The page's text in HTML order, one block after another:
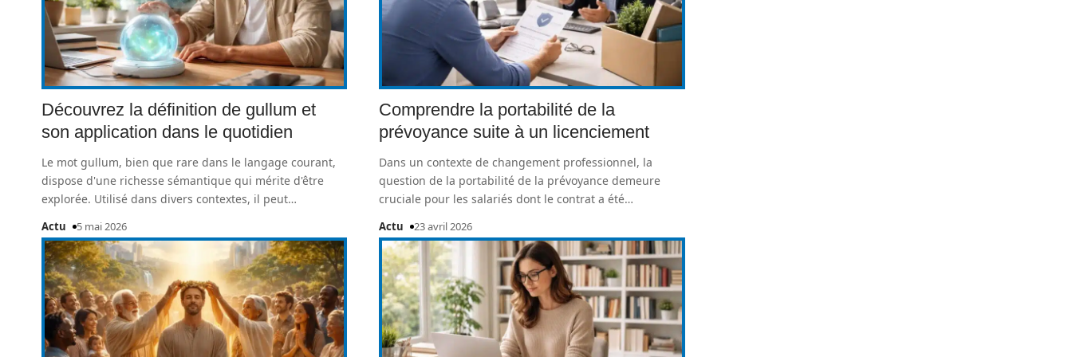
Découvrez la définition de gullum et
son application dans le quotidien
Le mot gullum, bien que rare dans le langage courant,
dispose d'une richesse sémantique qui mérite d'être
explorée. Utilisé dans divers contextes, il peut…
Actu 5 mai 2026
Comprendre la portabilité de la
prévoyance suite à un licenciement
Dans un contexte de changement professionnel, la
question de la portabilité de la prévoyance demeure
cruciale pour les salariés dont le contrat a été…
Actu 23 avril 2026